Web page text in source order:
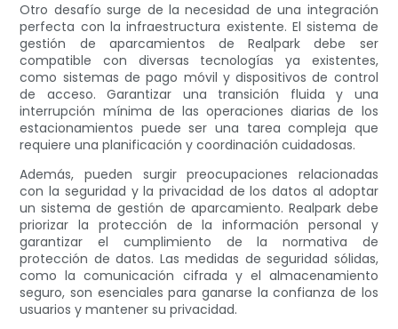
Otro desafío surge de la necesidad de una integración
perfecta con la infraestructura existente. El sistema de
gestión de aparcamientos de Realpark debe ser
compatible con diversas tecnologías ya existentes,
como sistemas de pago móvil y dispositivos de control
de acceso. Garantizar una transición fluida y una
interrupción mínima de las operaciones diarias de los
estacionamientos puede ser una tarea compleja que
requiere una planificación y coordinación cuidadosas.
Además, pueden surgir preocupaciones relacionadas
con la seguridad y la privacidad de los datos al adoptar
un sistema de gestión de aparcamiento. Realpark debe
priorizar la protección de la información personal y
garantizar el cumplimiento de la normativa de
protección de datos. Las medidas de seguridad sólidas,
como la comunicación cifrada y el almacenamiento
seguro, son esenciales para ganarse la confianza de los
usuarios y mantener su privacidad.